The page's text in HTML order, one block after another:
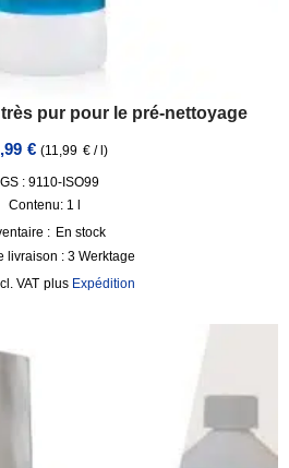
pur pour le pré-nettoyage
€ (11,99 €/ )
: 9110-ISO99
Contenu: 1 l
: En stock
livraison : 3 Werktage
VAT plus Expédition